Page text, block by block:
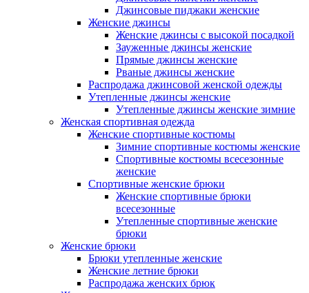
Джинсовые пиджаки женские
Женские джинсы
Женские джинсы с высокой посадкой
Зауженные джинсы женские
Прямые джинсы женские
Рваные джинсы женские
Распродажа джинсовой женской одежды
Утепленные джинсы женские
Утепленные джинсы женские зимние
Женская спортивная одежда
Женские спортивные костюмы
Зимние спортивные костюмы женские
Спортивные костюмы всесезонные
женские
Спортивные женские брюки
Женские спортивные брюки
всесезонные
Утепленные спортивные женские
брюки
Женские брюки
Брюки утепленные женские
Женские летние брюки
Распродажа женских брюк